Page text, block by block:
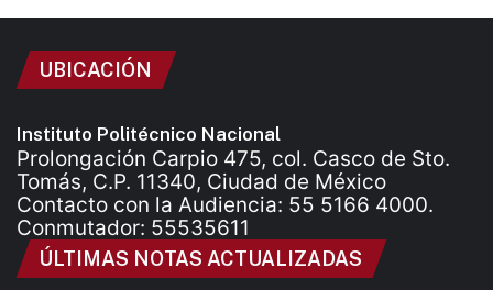
UBICACIÓN
Instituto Politécnico Nacional
Prolongación Carpio 475, col. Casco de Sto.
Tomás, C.P. 11340, Ciudad de México
Contacto con la Audiencia: 55 5166 4000.
Conmutador: 55535611
ÚLTIMAS NOTAS ACTUALIZADAS